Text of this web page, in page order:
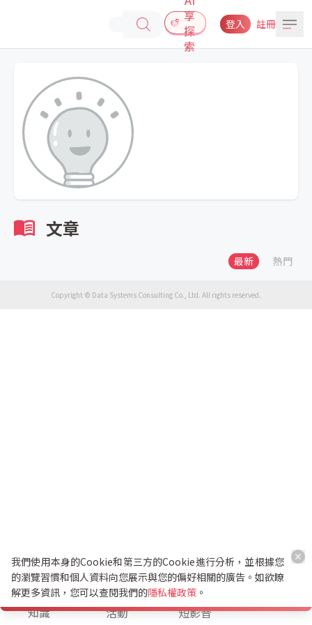
享
探
索
登入 註冊
文章
最新 熱門
Copyright © Data Systems Consulting Co., Ltd. All rights reserved.
知識 活動 短影音
K幣兌換
我們使用本身的Cookie和第三方的Cookie進行分析，並根據您
的瀏覽習慣和個人資料向您展示與您的偏好相關的廣告。如欲瞭
解更多資訊，您可以查閱我們的隱私權政策 。